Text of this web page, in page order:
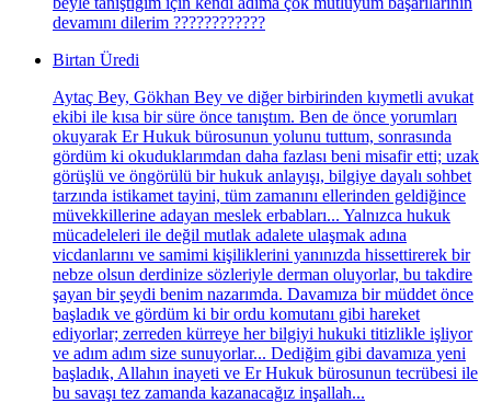
devamını dilerim ????????????
Birtan Üredi
Aytaç Bey, Gökhan Bey ve diğer birbirinden kıymetli avukat
ekibi ile kısa bir süre önce tanıştım. Ben de önce yorumları
okuyarak Er Hukuk bürosunun yolunu tuttum, sonrasında
gördüm ki okuduklarımdan daha fazlası beni misafir etti; uzak
görüşlü ve öngörülü bir hukuk anlayışı, bilgiye dayalı sohbet
tarzında istikamet tayini, tüm zamanını ellerinden geldiğince
müvekkillerine adayan meslek erbabları... Yalnızca hukuk
mücadeleleri ile değil mutlak adalete ulaşmak adına
vicdanlarını ve samimi kişiliklerini yanınızda hissettirerek bir
nebze olsun derdinize sözleriyle derman oluyorlar, bu takdire
şayan bir şeydi benim nazarımda. Davamıza bir müddet önce
başladık ve gördüm ki bir ordu komutanı gibi hareket
ediyorlar; zerreden kürreye her bilgiyi hukuki titizlikle işliyor
ve adım adım size sunuyorlar... Dediğim gibi davamıza yeni
başladık, Allahın inayeti ve Er Hukuk bürosunun tecrübesi ile
bu savaşı tez zamanda kazanacağız inşallah...